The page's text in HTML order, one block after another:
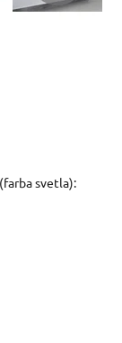
svetla):